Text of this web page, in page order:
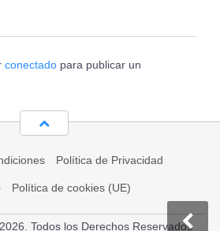
conectado para publicar un
Política de Privacidad
Política de cookies (UE)
Todos los Derechos Reservados